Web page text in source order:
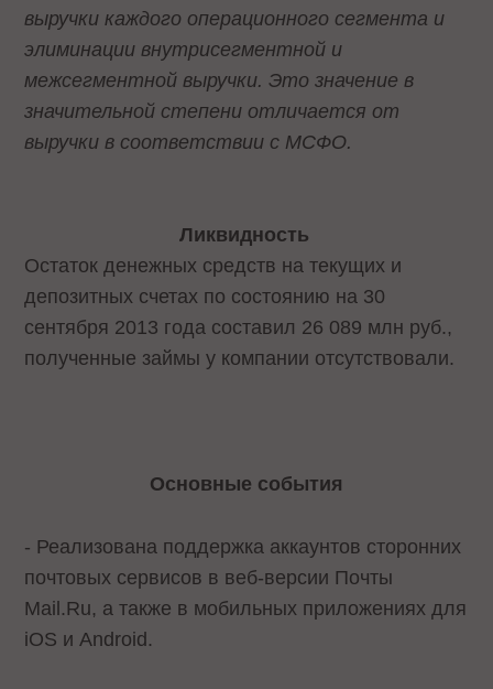
выручки каждого операционного сегмента и
элиминации внутрисегментной и
межсегментной выручки. Это значение в
значительной степени отличается от
выручки в соответствии с МСФО.
Ликвидность
Остаток денежных средств на текущих и
депозитных счетах по состоянию на 30
сентября 2013 года составил 26 089 млн руб.,
полученные займы у компании отсутствовали.
Основные события
- Реализована поддержка аккаунтов сторонних
почтовых сервисов в веб-версии Почты
Mail.Ru, а также в мобильных приложениях для
iOS и Android.